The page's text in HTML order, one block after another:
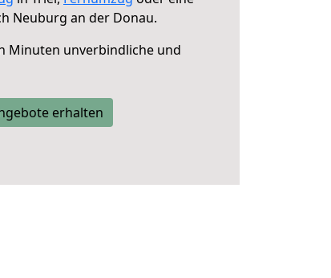
Neuburg an der Donau.
Minuten unverbindliche und
erhalten